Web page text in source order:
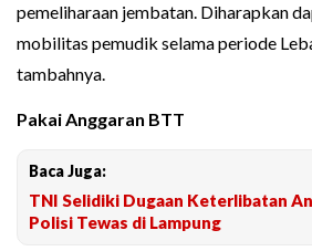
pemeliharaan jembatan. Diharapkan
mobilitas pemudik selama periode
tambahnya.
Pakai Anggaran BTT
Baca Juga:
TNI Selidiki Dugaan Keterlibatan
Polisi Tewas di Lampung